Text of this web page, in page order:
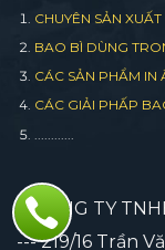
CHUYÊN SẢN
BAO BÌ DÙNG
CÁC SẢN PHẨM IN
CÁC GIẢI PHẤP
CÔNG TY
--- 219/16 Trần